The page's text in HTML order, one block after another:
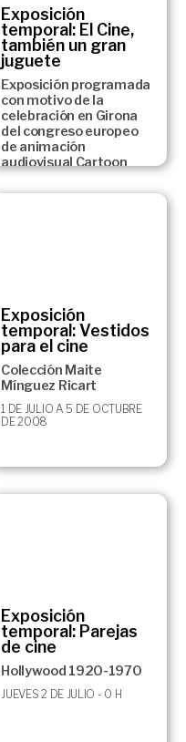
Exposición
temporal: El Cine,
también un gran
juguete
Exposición programada
con motivo de la
celebración en Girona
del congreso europeo
de animación
audiovisual Cartoon
septiembre del 2007.
Exposición
temporal: Vestidos
para el cine
Colección Maite
Mínguez Ricart
1 DE JULIO A 5 DE OCTUBRE
DE 2008
Exposición
temporal: Parejas
de cine
Hollywood 1920-1970
JUEVES 2 DE JULIO - 0 H